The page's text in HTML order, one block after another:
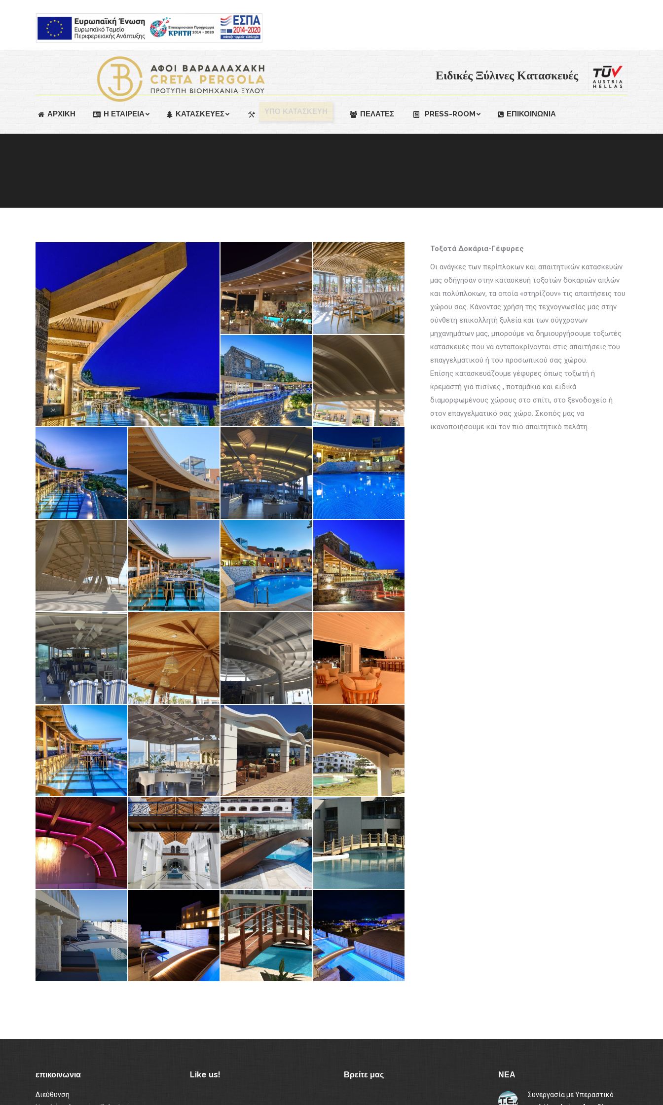
Ειδικές Ξύλινες Κατασκευές
ΑΡΧΙΚΗ Η ΕΤΑΙΡΕΙΑ ΚΑΤΑΣΚΕΥΕΣ ΥΠΟ ΚΑΤΑΣΚΕΥΗ ΠΕΛΑΤΕΣ PRESS-ROOM ΕΠΙΚΟΙΝΩΝΙΑ
Τοξοτά Δοκάρια-Γέφυρες
Οι ανάγκες των περίπλοκων και απαιτητικών κατασκευών
μας οδήγησαν στην κατασκευή τοξοτών δοκαριών απλών
και πολύπλοκων, τα οποία «στηρίζουν» τις απαιτήσεις του
χώρου σας. Κάνοντας χρήση της τεχνογνωσίας μας στην
σύνθετη επικολλητή ξυλεία και των σύγχρονων
μηχανημάτων μας, μπορούμε να δημιουργήσουμε τοξωτές
κατασκευές που να ανταποκρίνονται στις απαιτήσεις του
επαγγελματικού ή του προσωπικού σας χώρου.
Επίσης κατασκευάζουμε γέφυρες όπως τοξωτή ή
κρεμαστή για πισίνες , ποταμάκια και ειδικά
διαμορφωμένους χώρους στο σπίτι, στο ξενοδοχείο ή
στον επαγγελματικό σας χώρο. Σκοπός μας να
ικανοποιήσουμε και τον πιο απαιτητικό πελάτη.
επικοινωνια
Διεύθυνση
Like us! Βρείτε μας ΝΕΑ
Συνεργασία με Υπεραστικό